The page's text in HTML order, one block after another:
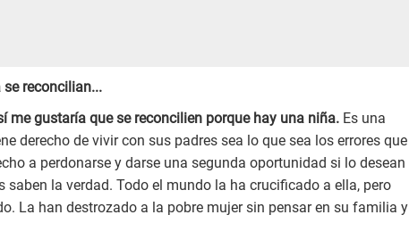
reconcilian...
me gustaría que se reconcilien porque hay una niña. Es una
derecho de vivir con sus padres sea lo que sea los errores que
a perdonarse y darse una segunda oportunidad si lo desean
saben la verdad. Todo el mundo la ha crucificado a ella, pero
La han destrozado a la pobre mujer sin pensar en su familia y